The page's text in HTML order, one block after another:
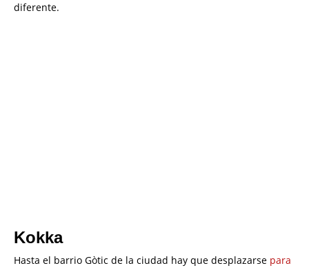
diferente.
Kokka
Hasta el barrio Gòtic de la ciudad hay que desplazarse para